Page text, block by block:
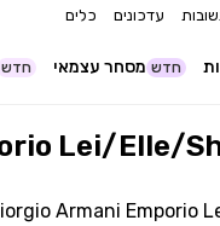
עדכונים כלים
חדש מסחר עצמאי חדש